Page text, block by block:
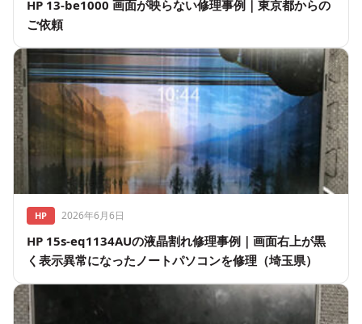
HP 13-be1000 画面が映らない修理事例｜東京都からの
ご依頼
HP 2026年6月6日
HP 15s-eq1134AUの液晶割れ修理事例｜画面右上が黒
く表示異常になったノートパソコンを修理（埼玉県）